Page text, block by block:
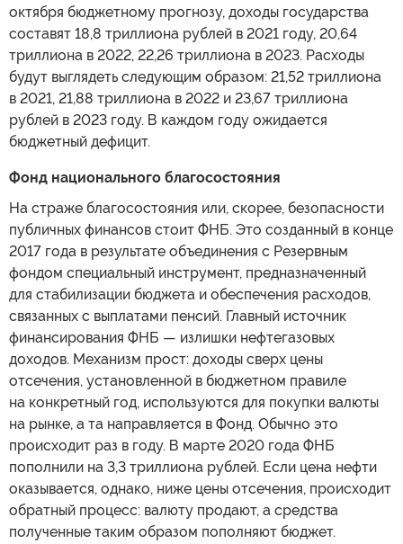
октября бюджетному прогнозу, доходы государства
составят 18,8 триллиона рублей в 2021 году, 20,64
триллиона в 2022, 22,26 триллиона в 2023. Расходы
будут выглядеть следующим образом: 21,52 триллиона
в 2021, 21,88 триллиона в 2022 и 23,67 триллиона
рублей в 2023 году. В каждом году ожидается
бюджетный дефицит.
Фонд национального благосостояния
На страже благосостояния или, скорее, безопасности
публичных финансов стоит ФНБ. Это созданный в конце
2017 года в результате объединения с Резервным
фондом специальный инструмент, предназначенный
для стабилизации бюджета и обеспечения расходов,
связанных с выплатами пенсий. Главный источник
финансирования ФНБ — излишки нефтегазовых
доходов. Механизм прост: доходы сверх цены
отсечения, установленной в бюджетном правиле
на конкретный год, используются для покупки валюты
на рынке, а та направляется в Фонд. Обычно это
происходит раз в году. В марте 2020 года ФНБ
пополнили на 3,3 триллиона рублей. Если цена нефти
оказывается, однако, ниже цены отсечения, происходит
обратный процесс: валюту продают, а средства
полученные таким образом пополняют бюджет.